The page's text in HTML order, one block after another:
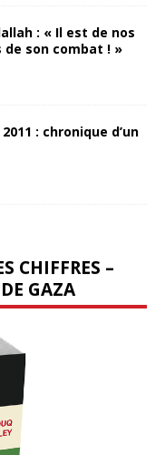
: « Il est de nos
son combat ! »
: chronique d’un
CHIFFRES –
GAZA